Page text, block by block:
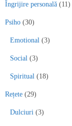
Îngrijire personală (11)
Psiho (30)
Emotional (3)
Social (3)
Spiritual (18)
Rețete (29)
Dulciuri (3)